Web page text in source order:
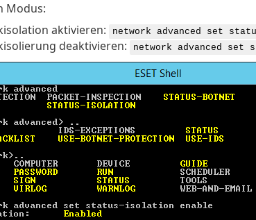
Modus:
aktivieren:
network advanced set
deaktivieren: network advanced